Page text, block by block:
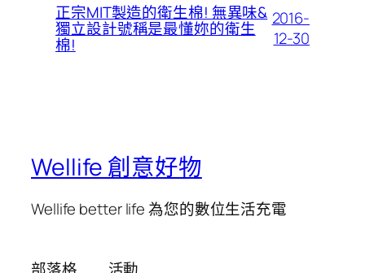
正宗MIT製造的衛生棉! 無異味&
獨立設計號稱是最懂妳的衛生
棉!
2016-
12-30
Wellife 創意好物
Wellife better life 為您的數位生活充電